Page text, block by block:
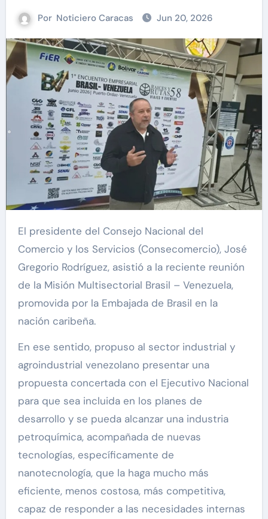
Por Noticiero Caracas Jun 20, 2026
El presidente del Consejo Nacional del
Comercio y los Servicios (Consecomercio), José
Gregorio Rodríguez, asistió a la reciente reunión
de la Misión Multisectorial Brasil – Venezuela,
promovida por la Embajada de Brasil en la
nación caribeña.
En ese sentido, propuso al sector industrial y
agroindustrial venezolano presentar una
propuesta concertada con el Ejecutivo Nacional
para que sea incluida en los planes de
desarrollo y se pueda alcanzar una industria
petroquímica, acompañada de nuevas
tecnologías, específicamente de
nanotecnología, que la haga mucho más
eficiente, menos costosa, más competitiva,
capaz de responder a las necesidades internas